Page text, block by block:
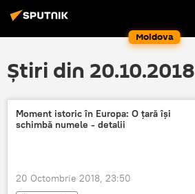
Moldova
Știri din 20.10.2018
Moment istoric în Europa: O țară își
schimbă numele - detalii
20 Octombrie 2018, 23:50